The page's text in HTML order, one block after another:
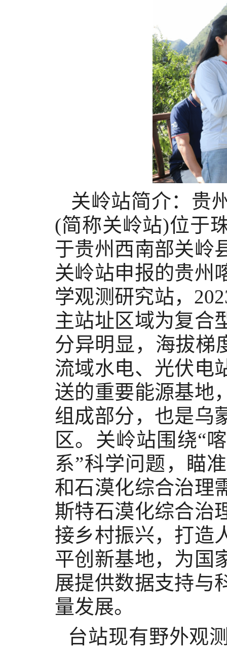
关岭站简介：贵
(简称关岭站)位于
于贵州西南部关岭
关岭站申报的贵州
学观测研究站，
主站址区域为复合
分异明显，海拔梯
流域水电、光伏电
送的重要能源基地
组成部分，也是乌
区。关岭站围绕“
系”科学问题，瞄
和石漠化综合治理
斯特石漠化综合治
接乡村振兴，打造
平创新基地，为国
展提供数据支持与
量发展。
台站现有野外观